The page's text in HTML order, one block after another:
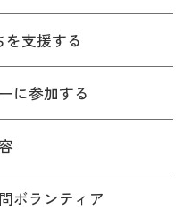
支援する
に参加する
ボランティア